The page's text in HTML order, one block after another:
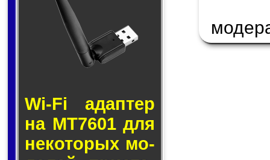
Wi-Fi адап­тер
на MT7601 для
не­ко­то­рых мо­